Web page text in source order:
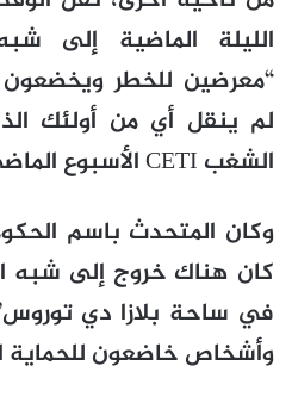
“معرضين للخطر ويخضعون
لم ينقل أي من أولئك
الشغب CETI الأسبوع الماضي.
وكان المتحدث باسم
في ساحة بلازا دي
وأشخاص خاضعون للحماية